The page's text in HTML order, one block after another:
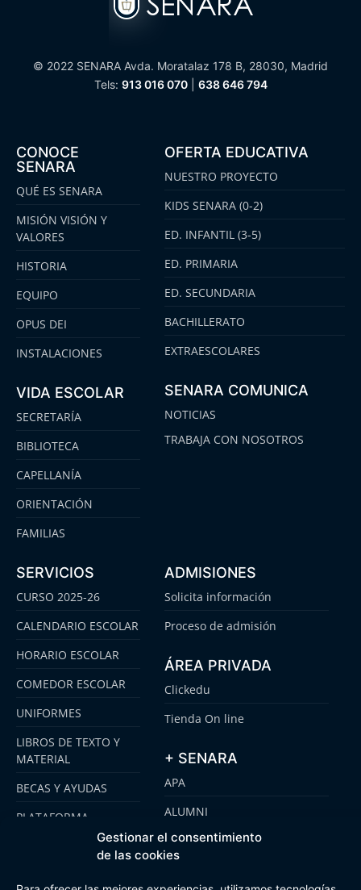
Gestionar el consentimiento
de las cookies
© 2022 SENARA Avda. Moratalaz 178 B, 28030, Madrid
Tels: 913 016 070| 638 646 794
CONOCE
SENARA
QUÉ ES SENARA
MISIÓN VISIÓN Y
VALORES
HISTORIA
EQUIPO
OPUS DEI
INSTALACIONES
VIDA ESCOLAR
SECRETARÍA
BIBLIOTECA
CAPELLANÍA
ORIENTACIÓN
FAMILIAS
OFERTA EDUCATIVA
NUESTRO PROYECTO
KIDS SENARA (0-2)
ED. INFANTIL (3-5)
ED. PRIMARIA
ED. SECUNDARIA
BACHILLERATO
EXTRAESCOLARES
SENARA COMUNICA
NOTICIAS
TRABAJA CON NOSOTROS
SERVICIOS
CURSO 2025-26
CALENDARIO ESCOLAR
HORARIO ESCOLAR
COMEDOR ESCOLAR
UNIFORMES
LIBROS DE TEXTO Y
MATERIAL
BECAS Y AYUDAS
PLATAFORMA
EMOOTI COLEGIOS
ADMISIONES
Solicita información
Proceso de admisión
ÁREA PRIVADA
Clickedu
Tienda On line
+ SENARA
APA
ALUMNI
SENARA SENIOR